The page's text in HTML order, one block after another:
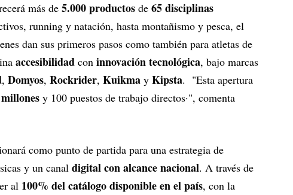
más de 5.000 productos de 65 disciplinas
running y natación, hasta montañismo y pesca, el
dan sus primeros pasos como también para atletas de
accesibilidad con innovación tecnológica, bajo marcas
, Domyos, Rockrider, Kuikma y Kipsta. "Esta apertura
y 100 puestos de trabajo directos·", comenta
como punto de partida para una estrategia de
y un canal digital con alcance nacional. A través de
al 100% del catálogo disponible en el país, con la